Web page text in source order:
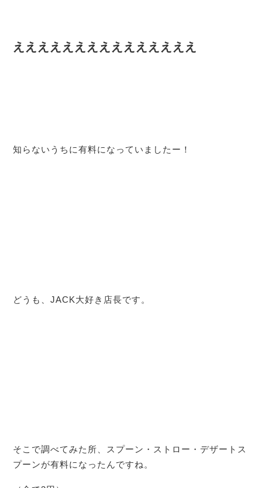
えええええええええええええええ
知らないうちに有料になっていましたー！
どうも、JACK大好き店長です。
そこで調べてみた所、スプーン・ストロー・デザートス
プーンが有料になったんですね。